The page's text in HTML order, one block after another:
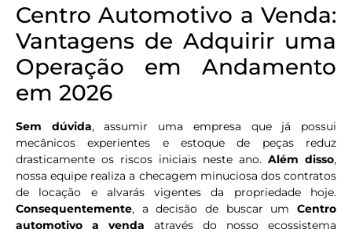
Centro Automotivo a Venda:
Vantagens de Adquirir uma
Operação em Andamento
em 2026
Sem dúvida, assumir uma empresa que já possui
mecânicos experientes e estoque de peças reduz
drasticamente os riscos iniciais neste ano. Além disso,
nossa equipe realiza a checagem minuciosa dos contratos
de locação e alvarás vigentes da propriedade hoje.
Consequentemente, a decisão de buscar um Centro
automotivo a venda através do nosso ecossistema